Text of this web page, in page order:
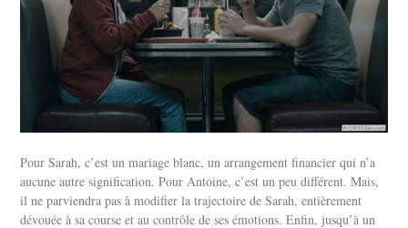
Pour Sarah, c’est un mariage blanc, un arrangement financier qui n’a
aucune autre signification. Pour Antoine, c’est un peu différent. Mais,
il ne parviendra pas à modifier la trajectoire de Sarah, entièrement
dévouée à sa course et au contrôle de ses émotions. Enfin, jusqu’à un